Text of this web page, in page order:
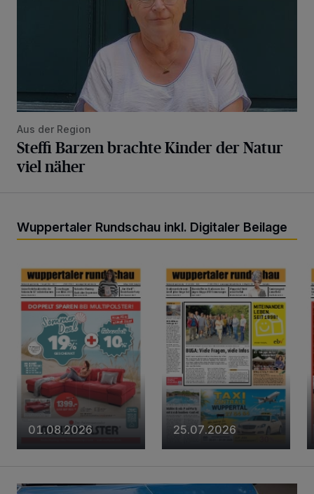
Aus der Region
Steffi Barzen brachte Kinder der Natur
viel näher
Wuppertaler Rundschau inkl. Digitaler Beilage
01.08.2026 25.07.2026
Fahndung nach jugendlicher E-Scooter-Fahrerin